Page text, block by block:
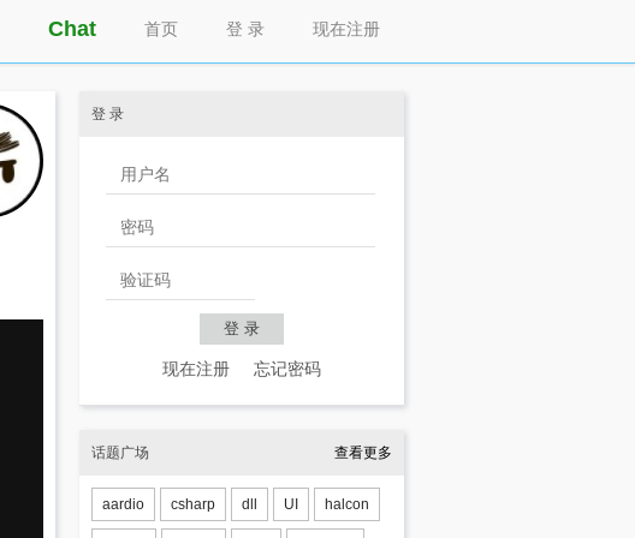
现在注册
登 录
首页
Chat
登 录
现在注册 忘记密码
话题广场 查看更多
aardio csharp dll UI halcon